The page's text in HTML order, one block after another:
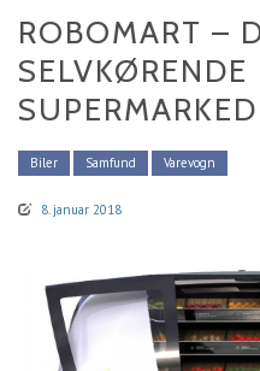
ROBOMART –
SELVKØRENDE
SUPERMARKED
Biler Samfund Varevogn
8. januar 2018